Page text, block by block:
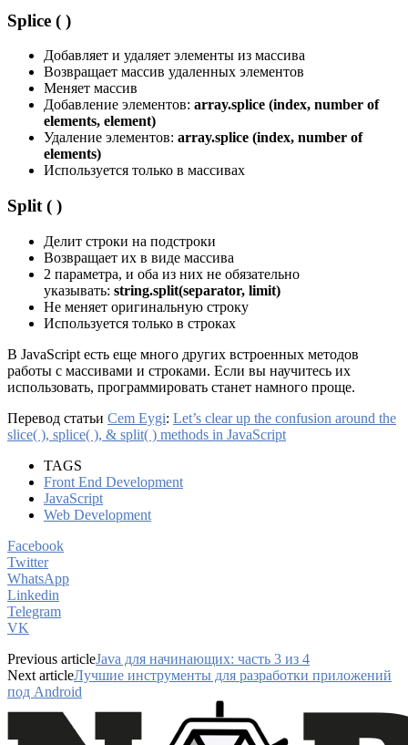
Splice ( )
Добавляет и удаляет элементы из массива
Возвращает массив удаленных элементов
Меняет массив
Добавление элементов: array.splice (index, number of
elements, element)
Удаление элементов: array.splice (index, number of
elements)
Используется только в массивах
Split ( )
Делит строки на подстроки
Возвращает их в виде массива
2 параметра, и оба из них не обязательно
указывать: string.split(separator, limit)
Не меняет оригинальную строку
Используется только в строках
В JavaScript есть еще много других встроенных методов
работы с массивами и строками. Если вы научитесь их
использовать, программировать станет намного проще.
Перевод статьи Cem Eygi: Let’s clear up the confusion around the
slice( ), splice( ), & split( ) methods in JavaScript
TAGS
Front End Development
JavaScript
Web Development
Facebook
Twitter
WhatsApp
Linkedin
Telegram
VK
Previous articleJava для начинающих: часть 3 из 4
Next articleЛучшие инструменты для разработки приложений
под Android